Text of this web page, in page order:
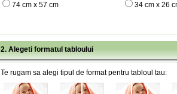
74 cm x 57 cm
34 cm x 26
2. Alegeti formatul tabloului
Te rugam sa alegi tipul de format pentru tabloul tau: